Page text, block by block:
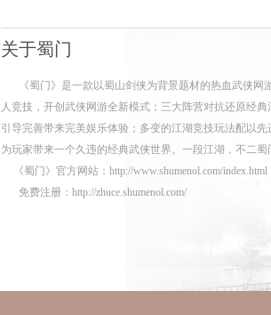
关于蜀门
《蜀门》是一款以蜀山剑侠为背景题材的热血武侠网
人竞技，开创武侠网游全新模式；三大阵营对抗还原经
引导完善带来完美娱乐体验；多变的江湖竞技玩法配以先
为玩家带来一个久违的经典武侠世界。一段江湖，不二蜀
《蜀门》官方网站： http://www.shumenol.com/index.html
免费注册： http://zhuce.shumenol.com/